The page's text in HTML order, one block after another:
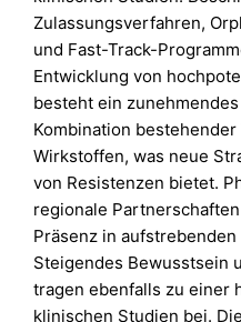
Zulassungsverfahren,
und Fast-Track-
Entwicklung von
besteht ein
Kombination
Wirkstoffen, was neue
von Resistenzen bietet.
regionale
Präsenz in
Steigendes Bewusstsein
tragen ebenfalls zu einer
klinischen Studien bei.